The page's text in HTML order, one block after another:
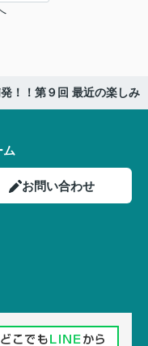
！！第９回 最近の楽しみ
ム
お問い合わせ